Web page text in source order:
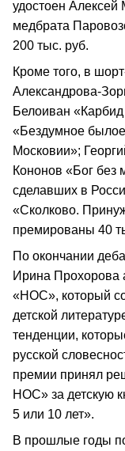
удостоен
медбрата
200 тыс. руб.
Кроме того, в
Александрова-
Белоиван
«Бездумное
Московии»;
Кононов «Бог
сделавших в
«Сколково.
премированы 40
По окончании
Ирина Прохорова
«НОС», который
детской
тенденции,
русской
премии принял
НОС» за детскую
5 или 10 лет».
В прошлые годы